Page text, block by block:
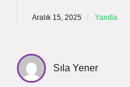
Aralık 15, 2025 Yanıtla
Sıla Yener